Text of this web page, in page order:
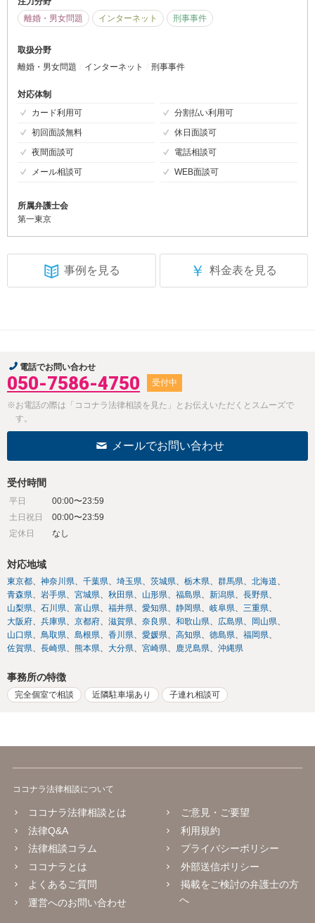
離婚・男女問題
インターネット 刑事事件
取扱分野
離婚・男女問題
インターネット 刑事事件
対応体制
カード利用可
分割払い利用可
初回面談無料
休日面談可
夜間面談可
電話相談可
メール相談可
WEB面談可
所属弁護士会
第一東京
事例を見る ￥ 料金表を見る
電話でお問い合わせ
050-7586-4750 受付中
※お電話の際は「ココナラ法律相談を見た」とお伝えいただくとスムーズで
す。
メールでお問い合わせ
受付時間
平日
00:00〜23:59
土日祝日
00:00〜23:59
定休日
なし
対応地域
東京都 神奈川県 千葉県 埼玉県 茨城県 栃木県 群馬県
北海道
青森県
岩手県 宮城県 秋田県 山形県 福島県 新潟県
長野県
山梨県
石川県 富山県 福井県 愛知県 静岡県 岐阜県
三重県
大阪府
兵庫県 京都府 滋賀県 奈良県 和歌山県 広島県
岡山県
山口県
鳥取県 島根県 香川県 愛媛県 高知県 徳島県
福岡県
佐賀県
長崎県 熊本県 大分県 宮崎県 鹿児島県 沖縄県
事務所の特徴
完全個室で相談 近隣駐車場あり 子連れ相談可
ココナラ法律相談について
ココナラ法律相談とは
法律Q&A
法律相談コラム
ココナラとは
よくあるご質問
運営へのお問い合わせ
ご意見・ご要望
利用規約
プライバシーポリシー
外部送信ポリシー
掲載をご検討の弁護士の方
へ